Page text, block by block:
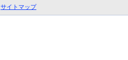
サイトマップ